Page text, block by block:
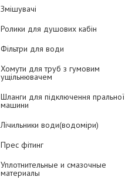
Змішувачі
Ролики для душових кабін
Фільтри для води
Хомути для труб з гумовим
ущільнювачем
Шланги для підключення пральної
машини
Лічильники води(водоміри)
Прес фітинг
Уплотнительные и смазочные
материалы